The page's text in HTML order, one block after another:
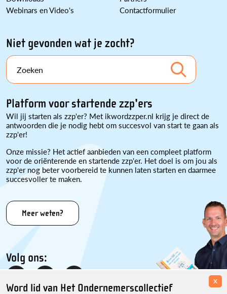
Webinars en Video's
Contactformulier
Niet gevonden wat je zocht?
Zoeken
Platform voor startende zzp'ers
Wil jij starten als zzp'er? Met ikwordzzper.nl krijg je direct de
antwoorden die je nodig hebt om succesvol van start te gaan als
zzp'er!
Onze missie? Het actief aanbieden van een compleet platform
voor de oriënterende en startende zzp'er. Het doel is om jou als
zzp'er nog beter voorbereid te kunnen laten starten en daarmee
succesvoller te maken.
Meer weten?
Volg ons:
Word lid van Het Ondernemerscollectief
x